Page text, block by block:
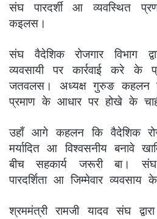
संघ पारदर्शी आ व्यवस्थित
कइलस।
संघ वैदेशिक रोजगार विभाग
व्यवसायी पर कार्रवाई करे के
जतवलस। अध्यक्ष गुरुङ कहलन
प्रमाण के आधार पर होखे के
उहाँ आगे कहलन कि वैदेशिक
मर्यादित आ विश्वसनीय बनावे
बीच सहकार्य जरूरी बा।
पारदर्शिता आ जिम्मेवार
श्रममंत्री रामजी यादव संघ